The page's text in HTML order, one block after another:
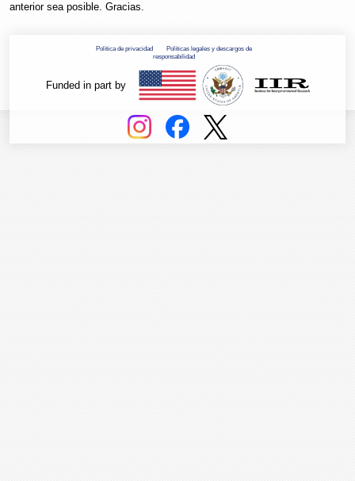
anterior sea posible. Gracias.
Política de privacidad
Políticas legales y descargos de
responsabilidad
Funded in part by